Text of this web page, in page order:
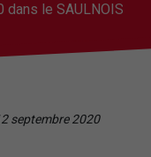
dans le SAULNOIS
septembre 2020